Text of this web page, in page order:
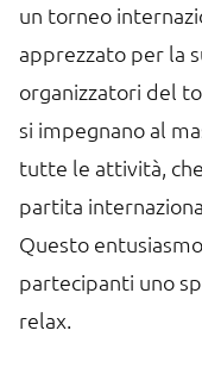
un torneo
apprezzato per la
organizzatori del
si impegnano al
tutte le attività,
partita
Questo
partecipanti uno
relax.